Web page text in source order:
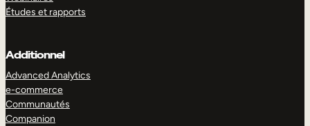
Études et rapports
Additionnel
Advanced Analytics
e-commerce
Communautés
Companion